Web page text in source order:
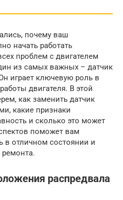
почему ваш
начать работать
проблем с двигателем
из самых важных – датчик
играет ключевую роль в
двигателя. В этой
как заменить датчик
какие признаки
и сколько это может
поможет вам
в отличном состоянии и
ремонта.
распредвала